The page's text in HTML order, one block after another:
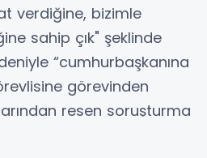
verdiğine, bizimle
sahip çık" şeklinde
“cumhurbaşkanına
görevinden
resen soruşturma